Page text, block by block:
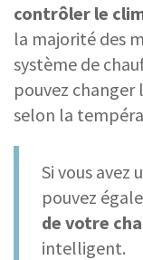
contrôler le
la majorité des
système de
pouvez
selon la
Si vous avez
pouvez
de votre
intelligent.